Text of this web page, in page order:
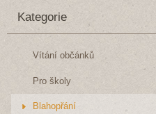
Kategorie
Vítání občánků
Pro školy
Blahopřání